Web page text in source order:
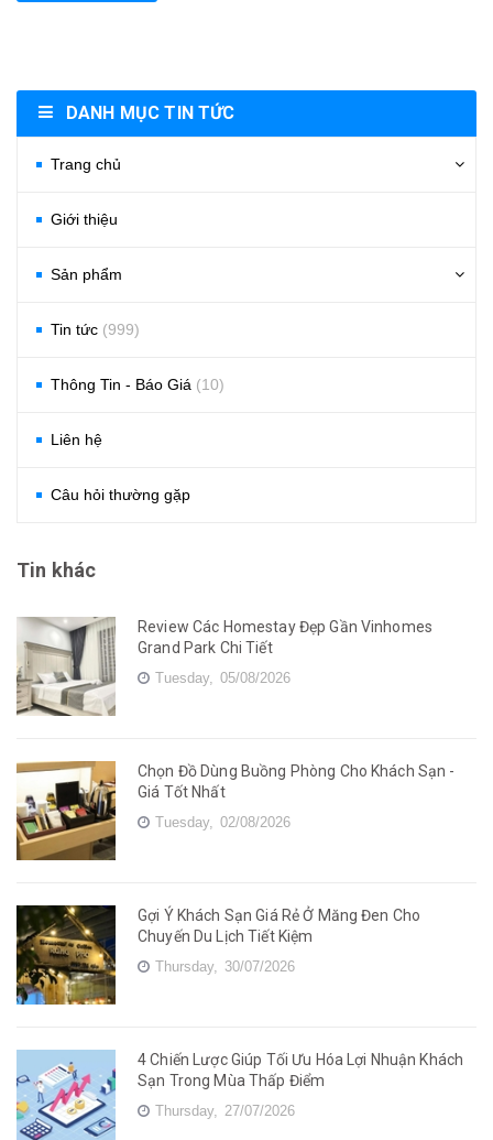
DANH MỤC TIN TỨC
Trang chủ
Giới thiệu
Sản phẩm
Tin tức (999)
Thông Tin - Báo Giá (10)
Liên hệ
Câu hỏi thường gặp
Tin khác
Review Các Homestay Đẹp Gần Vinhomes
Grand Park Chi Tiết
Tuesday, 05/08/2026
Chọn Đồ Dùng Buồng Phòng Cho Khách Sạn -
Giá Tốt Nhất
Tuesday, 02/08/2026
Gợi Ý Khách Sạn Giá Rẻ Ở Măng Đen Cho
Chuyến Du Lịch Tiết Kiệm
Thursday, 30/07/2026
4 Chiến Lược Giúp Tối Ưu Hóa Lợi Nhuận Khách
Sạn Trong Mùa Thấp Điểm
Thursday, 27/07/2026